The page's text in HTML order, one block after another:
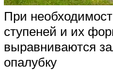
При
ступеней и их
выравниваются
опалубку